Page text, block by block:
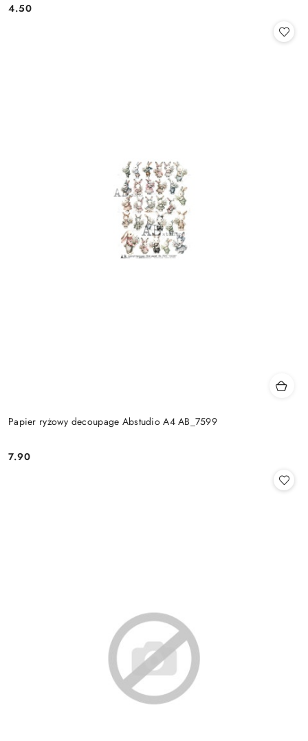
Cena:
4.50
Papier ryżowy decoupage Abstudio A4 AB_7599
Cena:
7.90